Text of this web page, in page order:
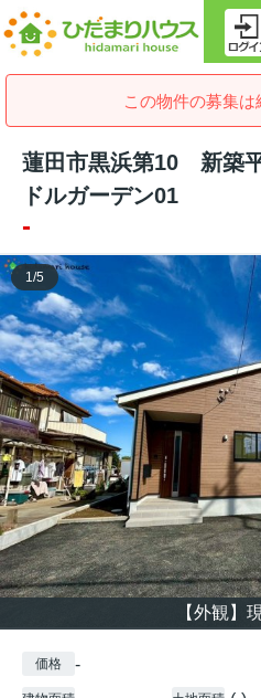
この物件の募集は
蓮田市黒浜第10 新築
ドルガーデン01
-
【外観】
1/5
価格 -